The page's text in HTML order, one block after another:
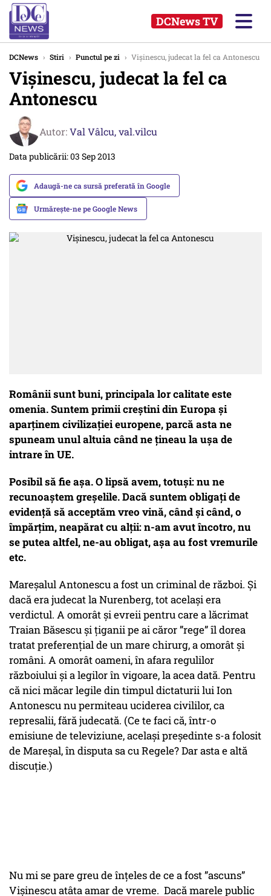
DCNews TV
DCNews › Stiri › Punctul pe zi › Vișinescu, judecat la fel ca Antonescu
Vișinescu, judecat la fel ca
Antonescu
Autor:Val Vâlcu,val.vilcu
Data publicării: 03 Sep 2013
Adaugă-ne ca sursă preferată în Google
Urmărește-ne pe Google News
Românii sunt buni, principala lor calitate este
omenia. Suntem primii creștini din Europa și
aparținem civilizației europene, parcă asta ne
spuneam unul altuia când ne țineau la ușa de
intrare în UE.
Posibil să fie așa. O lipsă avem, totuși: nu ne
recunoaștem greșelile. Dacă suntem obligați de
evidență să acceptăm vreo vină, când și când, o
împărțim, neapărat cu alții: n-am avut încotro, nu
se putea altfel, ne-au obligat, așa au fost vremurile
etc.
Mareșalul Antonescu a fost un criminal de război. Și
dacă era judecat la Nurenberg, tot același era
verdictul. A omorât și evreii pentru care a lăcrimat
Traian Băsescu și țiganii pe ai căror ”rege” îl dorea
tratat preferențial de un mare chirurg, a omorât și
români. A omorât oameni, în afara regulilor
războiului și a legilor în vigoare, la acea dată. Pentru
că nici măcar legile din timpul dictaturii lui Ion
Antonescu nu permiteau uciderea civililor, ca
represalii, fără judecată. (Ce te faci că, într-o
emisiune de televiziune, același președinte s-a folosit
de Mareșal, în disputa sa cu Regele? Dar asta e altă
discuție.)
Nu mi se pare greu de înțeles de ce a fost ”ascuns”
Vișinescu atâta amar de vreme. Dacă marele public